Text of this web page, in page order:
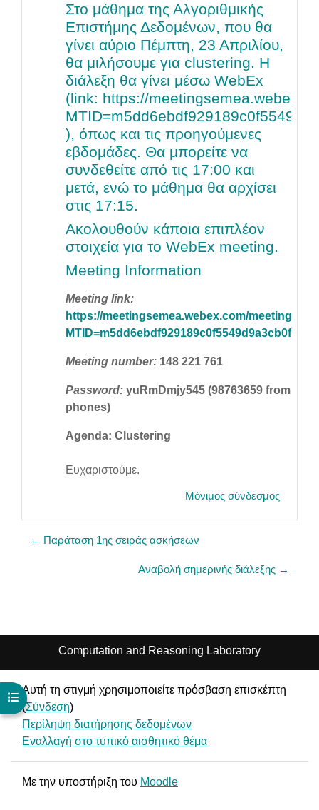
Άνοιγμα ευρετηρίου μαθήματος
Στο μάθημα της Αλγοριθμικής
Επιστήμης Δεδομένων, που θα
γίνει αύριο Πέμπτη, 23 Απριλίου,
θα μιλήσουμε για clustering. Η
διάλεξη θα γίνει μέσω WebEx
(link: https://
), όπως και τις προηγούμενες
εβδομάδες. Θα μπορείτε να
συνδεθείτε από τις 17:00 και
μετά, ενώ το μάθημα θα αρχίσει
στις 17:15.
Ακολουθούν κάποια επιπλέον
στοιχεία για το WebEx meeting.
Meeting Information
Meeting link:
https://meetingsemea.webex.com/
MTID=m5dd6ebdf929189c0f5549d9a3cb0f4fa
Meeting number: 148 221 761
Password: yuRmDmjy545 (98763659 from
phones)
Agenda: Clustering
Ευχαριστούμε.
Μόνιμος σύνδεσμος
← Παράταση 1ης σειράς ασκήσεων
Αναβολή σημερινής διάλεξης →
Computation and Reasoning Laboratory
Αυτή τη στιγμή χρησιμοποιείτε πρόσβαση επισκέπτη
(Σύνδεση)
Περίληψη διατήρησης δεδομένων
Εναλλαγή στο τυπικό αισθητικό θέμα
Με την υποστήριξη του Moodle